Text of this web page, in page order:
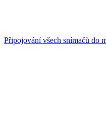
Připojování všech snímačů do